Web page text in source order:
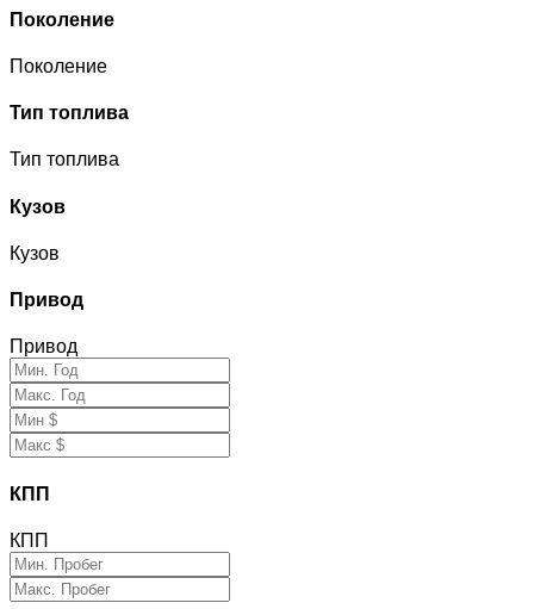
Поколение
Поколение
Тип топлива
Тип топлива
Кузов
Кузов
Привод
Привод
КПП
КПП